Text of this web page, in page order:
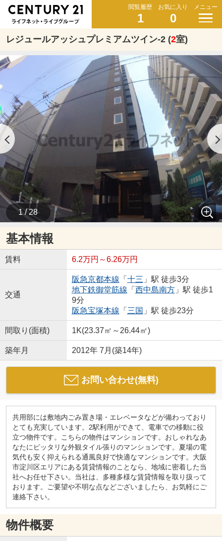
閲覧履歴
1
お気に入り
0
メニュー
レジュールアッシュプレミアムツイン-2 (2室)
1 / 28
基本情報
賃料 6.2万円～6.26万円
交通
阪急京都本線 「 十三 」駅 徒歩3分
地下鉄御堂筋線 「 西中島南方」駅 徒歩1
9分
阪急宝塚本線 「 三国 」駅 徒歩23分
間取り(面積) 1K(23.37㎡～26.44㎡)
築年月 2012年 7月(築14年)
お問い合わせ(無料)
共用部には敷地内ごみ置き場・エレベータなどが備わっており
とても充実しています。2駅利用ができて、電車での移動に役
立つ物件です。こちらの物件はマンションです。おしゃれなあ
なたにピッタリな外観タイル張りのマンションです。夏場の電
気代も安く抑えられる通風良好で快適なマンションです。大阪
市淀川区エリアにある賃貸情報のことなら、地域に密着した当
社へお任せ下さい。当社は、多種多様な賃貸情報を取り扱って
おります。ご要望や不明な点などございましたら、お気軽にご
連絡下さい。
物件概要